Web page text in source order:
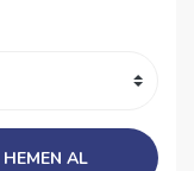
HEMEN AL